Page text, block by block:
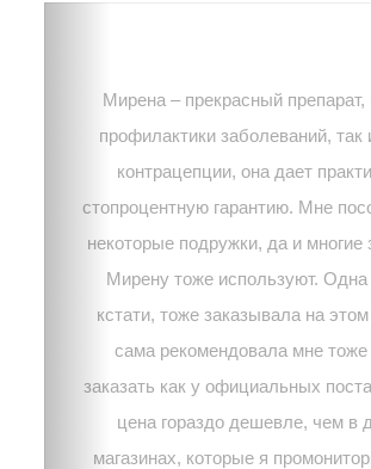
Мирена – прекрасный препарат,
профилактики заболеваний, так
контрацепции, она дает
стопроцентную гарантию. Мне
некоторые подружки, да и многие
Мирену тоже используют. Одна
кстати, тоже заказывала на
сама рекомендовала мне тоже
заказать как у официальных
цена гораздо дешевле, чем в
магазинах, которые я